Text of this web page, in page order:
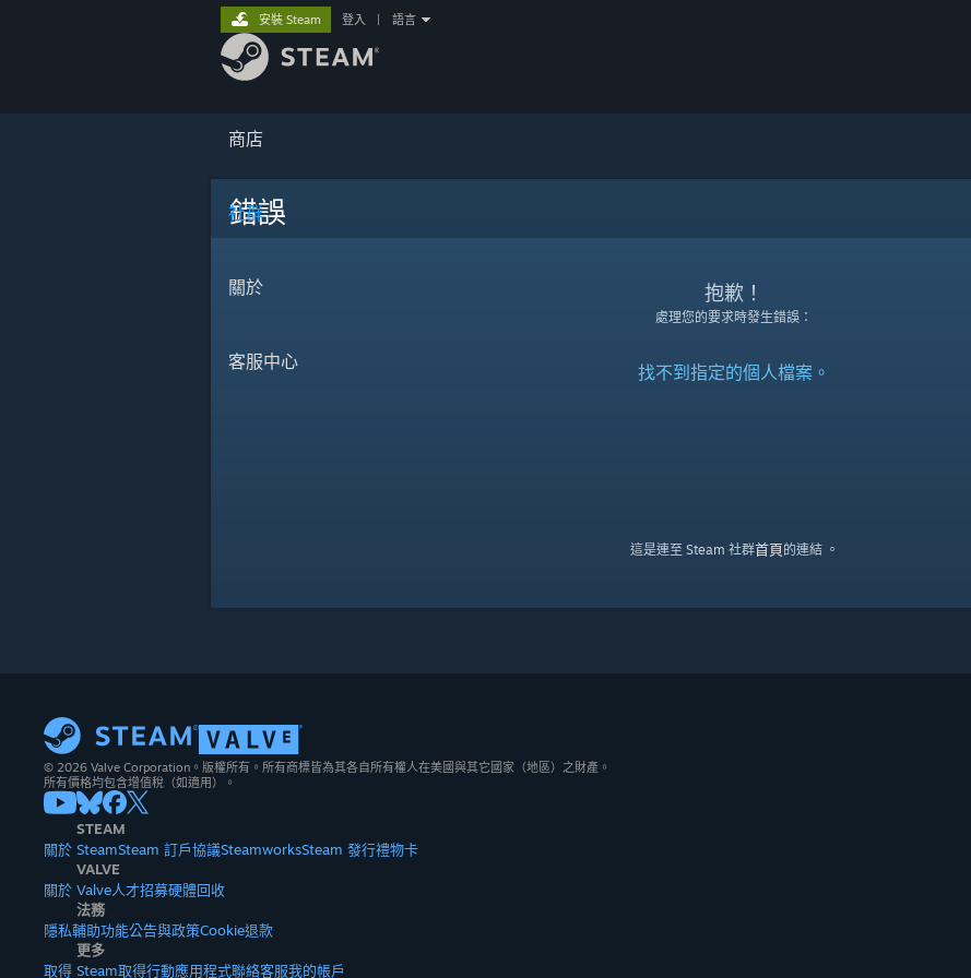
商店
社群
關於
客服中心
安裝 Steam 登入 語言
錯誤
抱歉！
處理您的要求時發生錯誤：
找不到指定的個人檔案。
這是連至 Steam 社群首頁的連結 。
© 2026 Valve Corporation。版權所有。所有商標皆為其各自所有權人在美國與其它國家（地區）之財產。
所有價格均包含增值稅（如適用）。
STEAM
關於 SteamSteam 訂戶協議SteamworksSteam 發行禮物卡
VALVE
關於 Valve人才招募硬體回收
法務
隱私輔助功能公告與政策Cookie退款
更多
取得 Steam取得行動應用程式聯絡客服我的帳戶